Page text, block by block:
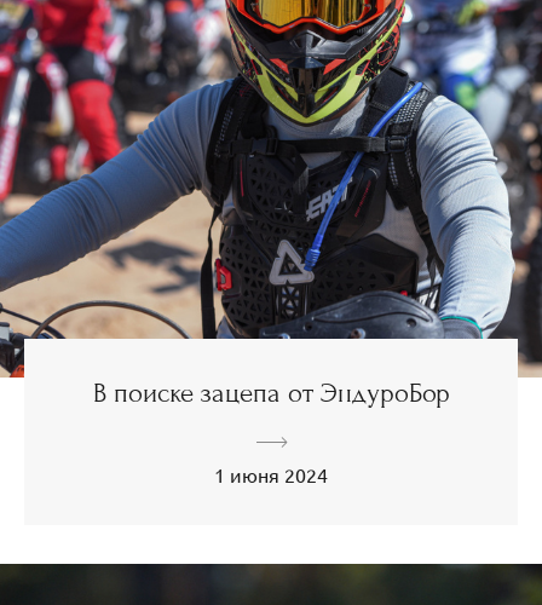
В поиске зацепа от ЭндуроБор
1 июня 2024